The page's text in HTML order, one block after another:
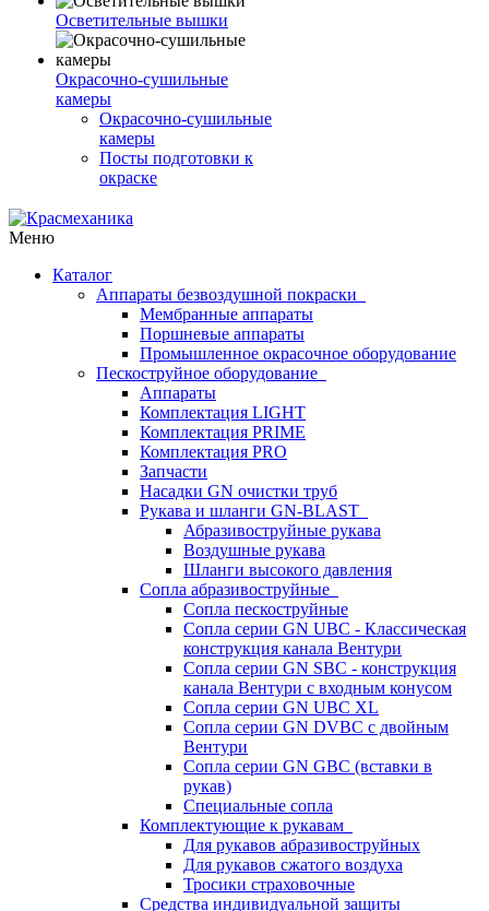
Осветительные вышки
Окрасочно-сушильные
камеры
Окрасочно-сушильные
камеры
Посты подготовки к
окраске
Меню
Каталог
Аппараты безвоздушной покраски
Мембранные аппараты
Поршневые аппараты
Промышленное окрасочное оборудование
Пескоструйное оборудование
Аппараты
Комплектация LIGHT
Комплектация PRIME
Комплектация PRO
Запчасти
Насадки GN очистки труб
Рукава и шланги GN-BLAST
Абразивоструйные рукава
Воздушные рукава
Шланги высокого давления
Сопла абразивоструйные
Сопла пескоструйные
Сопла серии GN UBC - Классическая
конструкция канала Вентури
Сопла серии GN SBC - конструкция
канала Вентури c входным конусом
Сопла серии GN UBC XL
Сопла серии GN DVBC с двойным
Вентури
Сопла серии GN GBC (вставки в
рукав)
Специальные сопла
Комплектующие к рукавам
Для рукавов абразивоструйных
Для рукавов сжатого воздуха
Тросики страховочные
Средства индивидуальной защиты